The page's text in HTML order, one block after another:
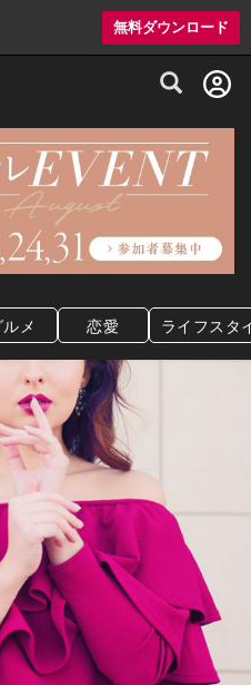
無料ダウンロード
報・プレミアムレストラン予約
ルメ 恋愛 ライフスタ